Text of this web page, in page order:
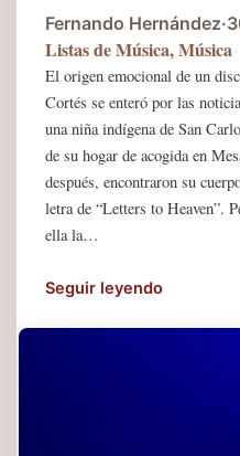
Fernando Hernández·
Listas de Música,Música
El origen emocional de un
Cortés se enteró por las
una niña indígena de San
de su hogar de acogida en
después, encontraron su
letra de “Letters to Heaven”.
ella la…
Seguir leyendo